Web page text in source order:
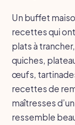
Un buffet
recettes qui
plats à
quiches,
œufs,
recettes de
maîtresses
ressemble